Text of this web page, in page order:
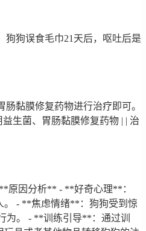
狗误食毛巾21天后，呕吐后是
黏膜修复药物进行治疗即可。
生菌、胃肠黏膜修复药物 | | 治
原因分析** - **好奇心理**：
。 - **焦虑情绪**：狗狗受到惊
为。 - **训练引导**：通过训